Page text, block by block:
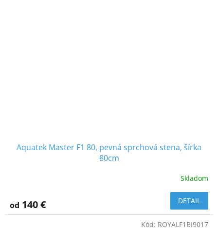
Aquatek Master F1 80, pevná sprchová stena, šírka
80cm
Skladom
od 140 € DETAIL
Kód: ROYALF1BI9017